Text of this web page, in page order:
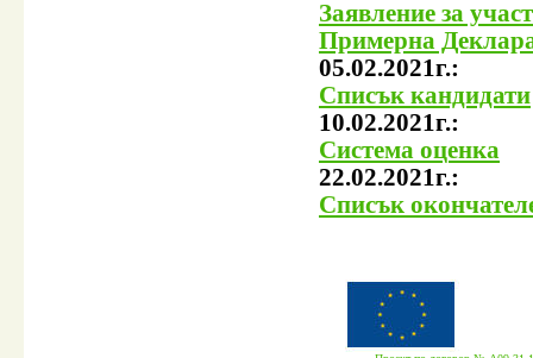
Заявление за
Примерна
05.02.2021г.:
Списък кандидати
10.02.2021г.:
Система оценка
22.02.2021г.:
Списък